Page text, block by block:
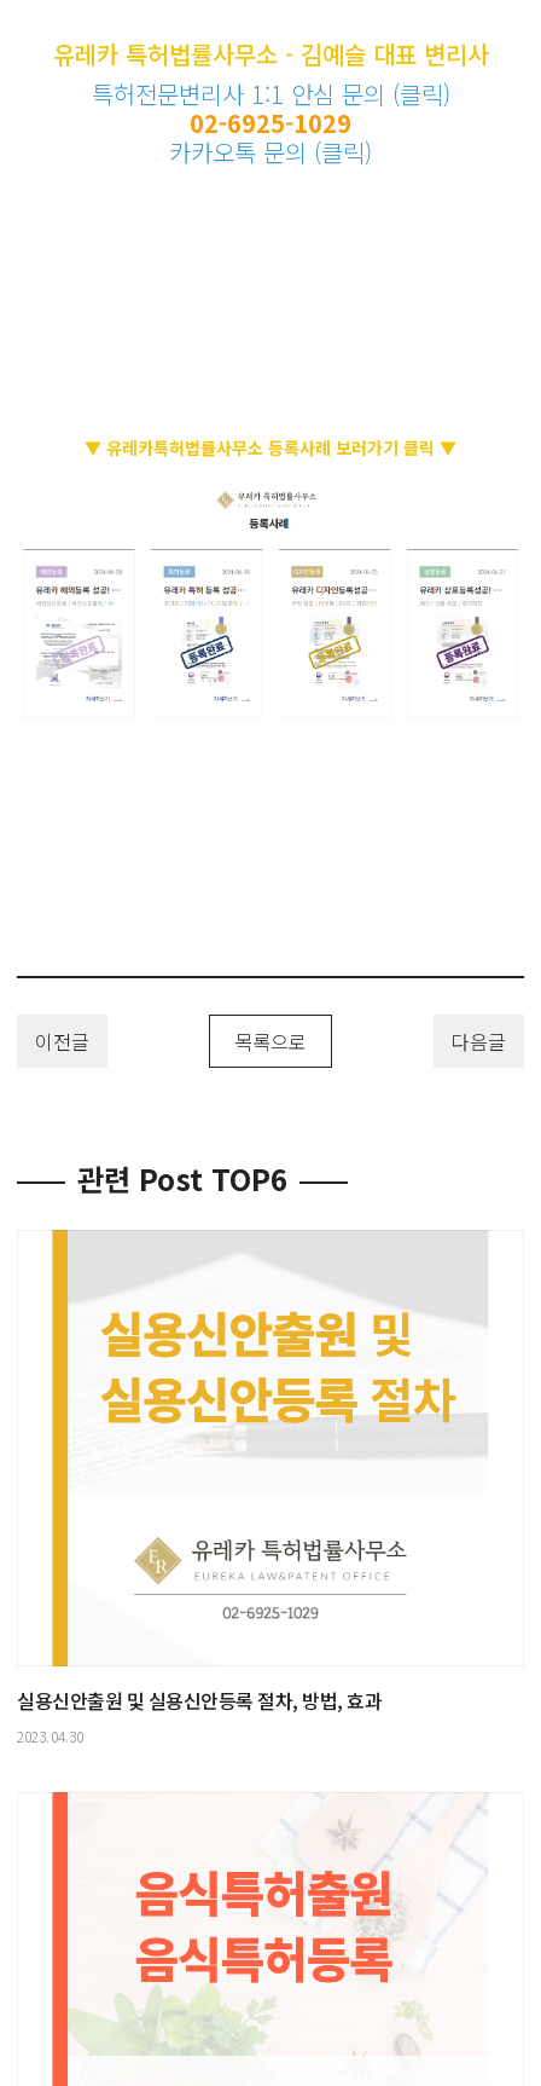
유레카 특허법률사무소 - 김예슬 대표 변리사
특허전문변리사 1:1 안심 문의 (클릭)
02-6925-1029
카카오톡 문의 (클릭)
▼ 유레카특허법률사무소 등록사례 보러가기 클릭 ▼
이전글 목록으로 다음글
관련 Post TOP6
실용신안출원 및 실용신안등록 절차, 방법, 효과
2023.04.30